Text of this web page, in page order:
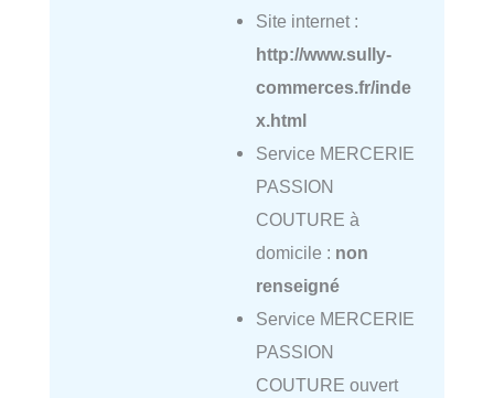
Site internet :
http://www.sully-
commerces.fr/inde
x.html
Service MERCERIE
PASSION
COUTURE à
domicile : non
renseigné
Service MERCERIE
PASSION
COUTURE ouvert